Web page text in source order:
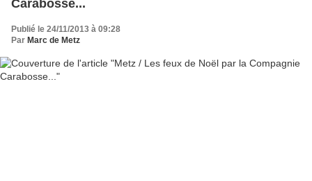
Carabosse...
Publié le 24/11/2013 à 09:28
Par Marc de Metz